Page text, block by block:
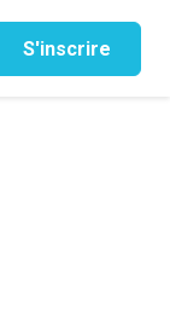
S'inscrire